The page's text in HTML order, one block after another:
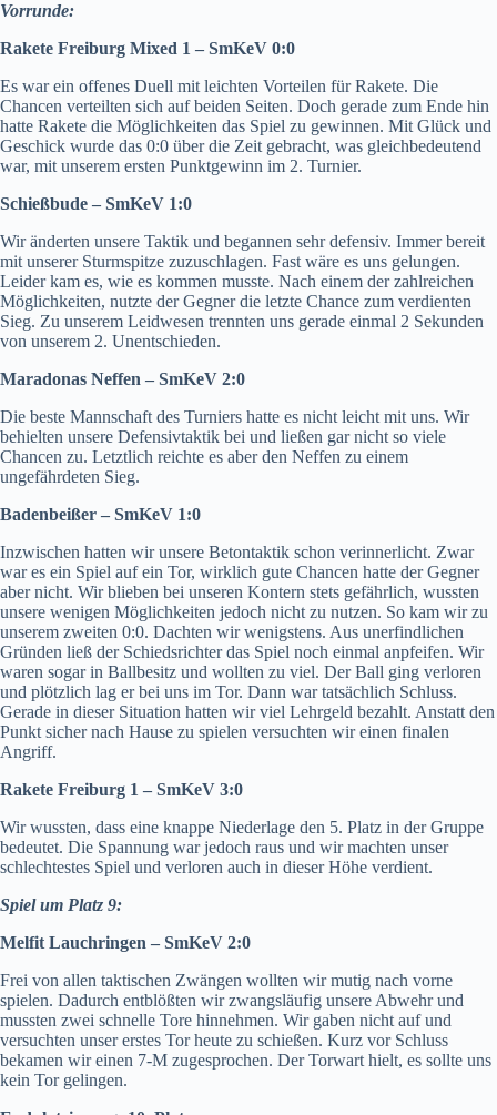
Vorrunde:
Rakete Freiburg Mixed 1 – SmKeV 0:0
Es war ein offenes Duell mit leichten Vorteilen für Rakete. Die
Chancen verteilten sich auf beiden Seiten. Doch gerade zum Ende hin
hatte Rakete die Möglichkeiten das Spiel zu gewinnen. Mit Glück und
Geschick wurde das 0:0 über die Zeit gebracht, was gleichbedeutend
war, mit unserem ersten Punktgewinn im 2. Turnier.
Schießbude – SmKeV 1:0
Wir änderten unsere Taktik und begannen sehr defensiv. Immer bereit
mit unserer Sturmspitze zuzuschlagen. Fast wäre es uns gelungen.
Leider kam es, wie es kommen musste. Nach einem der zahlreichen
Möglichkeiten, nutzte der Gegner die letzte Chance zum verdienten
Sieg. Zu unserem Leidwesen trennten uns gerade einmal 2 Sekunden
von unserem 2. Unentschieden.
Maradonas Neffen – SmKeV 2:0
Die beste Mannschaft des Turniers hatte es nicht leicht mit uns. Wir
behielten unsere Defensivtaktik bei und ließen gar nicht so viele
Chancen zu. Letztlich reichte es aber den Neffen zu einem
ungefährdeten Sieg.
Badenbeißer – SmKeV 1:0
Inzwischen hatten wir unsere Betontaktik schon verinnerlicht. Zwar
war es ein Spiel auf ein Tor, wirklich gute Chancen hatte der Gegner
aber nicht. Wir blieben bei unseren Kontern stets gefährlich, wussten
unsere wenigen Möglichkeiten jedoch nicht zu nutzen. So kam wir zu
unserem zweiten 0:0. Dachten wir wenigstens. Aus unerfindlichen
Gründen ließ der Schiedsrichter das Spiel noch einmal anpfeifen. Wir
waren sogar in Ballbesitz und wollten zu viel. Der Ball ging verloren
und plötzlich lag er bei uns im Tor. Dann war tatsächlich Schluss.
Gerade in dieser Situation hatten wir viel Lehrgeld bezahlt. Anstatt den
Punkt sicher nach Hause zu spielen versuchten wir einen finalen
Angriff.
Rakete Freiburg 1 – SmKeV 3:0
Wir wussten, dass eine knappe Niederlage den 5. Platz in der Gruppe
bedeutet. Die Spannung war jedoch raus und wir machten unser
schlechtestes Spiel und verloren auch in dieser Höhe verdient.
Spiel um Platz 9:
Melfit Lauchringen – SmKeV 2:0
Frei von allen taktischen Zwängen wollten wir mutig nach vorne
spielen. Dadurch entblößten wir zwangsläufig unsere Abwehr und
mussten zwei schnelle Tore hinnehmen. Wir gaben nicht auf und
versuchten unser erstes Tor heute zu schießen. Kurz vor Schluss
bekamen wir einen 7-M zugesprochen. Der Torwart hielt, es sollte uns
kein Tor gelingen.